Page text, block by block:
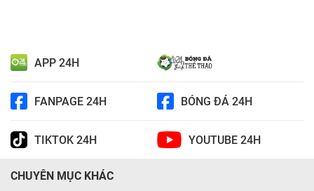
APP 24H
FANPAGE 24H BÓNG ĐÁ 24H
TIKTOK 24H YOUTUBE 24H
CHUYÊN MỤC KHÁC